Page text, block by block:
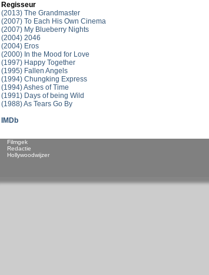
Regisseur
(2013) The Grandmaster
(2007) To Each His Own Cinema
(2007) My Blueberry Nights
(2004) 2046
(2004) Eros
(2000) In the Mood for Love
(1997) Happy Together
(1995) Fallen Angels
(1994) Chungking Express
(1994) Ashes of Time
(1991) Days of being Wild
(1988) As Tears Go By
IMDb
Filmgek
Redactie
Hollywoodwijzer